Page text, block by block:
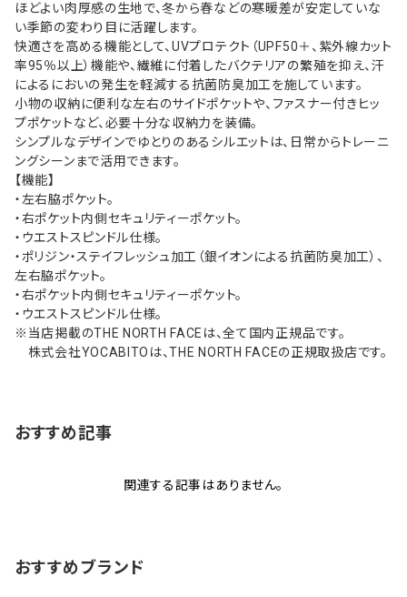
ほどよい肉厚感の生地で、冬から春などの寒暖差が安定していな
い季節の変わり目に活躍します。
快適さを高める機能として、UVプロテクト（UPF50＋、紫外線カット
率95％以上）機能や、繊維に付着したバクテリアの繁殖を抑え、汗
によるにおいの発生を軽減する抗菌防臭加工を施しています。
小物の収納に便利な左右のサイドポケットや、ファスナー付きヒッ
プポケットなど、必要十分な収納力を装備。
シンプルなデザインでゆとりのあるシルエットは、日常からトレーニ
ングシーンまで活用できます。
【機能】
・左右脇ポケット。
・右ポケット内側セキュリティーポケット。
・ウエストスピンドル仕様。
・ポリジン・ステイフレッシュ加工（銀イオンによる抗菌防臭加工）、
左右脇ポケット。
・右ポケット内側セキュリティーポケット。
・ウエストスピンドル仕様。
※当店掲載のTHE NORTH FACEは、全て国内正規品です。
株式会社YOCABITOは、THE NORTH FACEの正規取扱店です。
おすすめ記事
関連する記事はありません。
おすすめブランド